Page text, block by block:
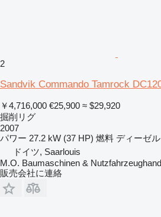
2
Sandvik Commando Tamrock
￥4,716,000 €25,900 ≈ $29,920
掘削リグ
2007
パワー 27.2 kW (37 HP) 燃料 ディーゼル
ドイツ, Saarlouis
M.O. Baumaschinen &
販売会社に連絡